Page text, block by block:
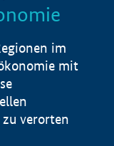
im
mit
verorten